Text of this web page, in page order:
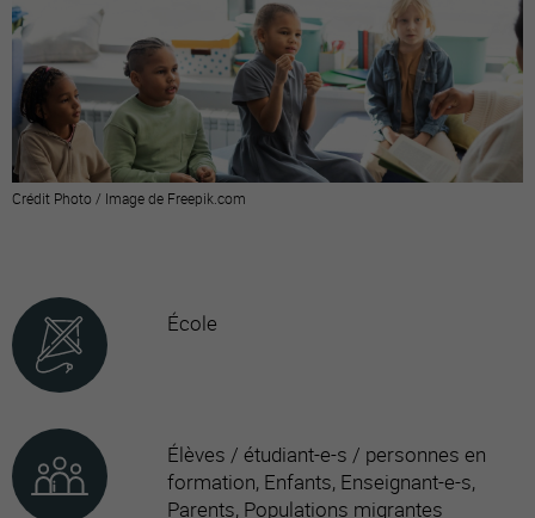
Crédit Photo / Image de Freepik.com
École
Élèves / étudiant-e-s / personnes en
formation, Enfants, Enseignant-e-s,
Parents, Populations migrantes